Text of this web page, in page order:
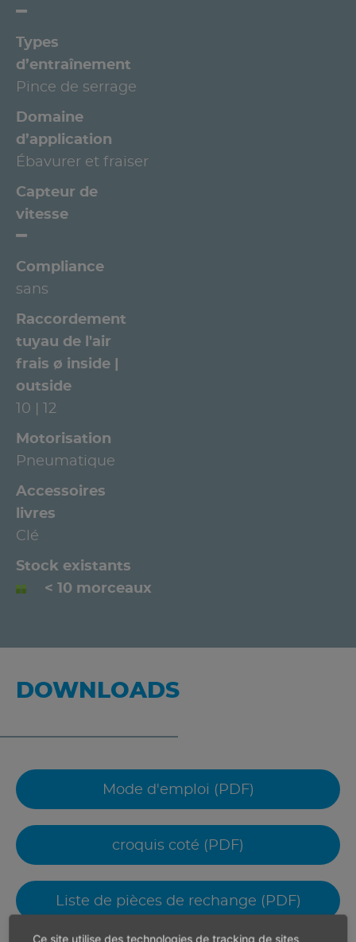
Types
d’entraînement
Pince de serrage
Domaine
d’application
Ébavurer et fraiser
Capteur de
vitesse
Compliance
sans
Raccordement
tuyau de l'air
frais ø inside |
outside
10 | 12
Motorisation
Pneumatique
Accessoires
livres
Clé
Stock existants
< 10 morceaux
DOWNLOADS
Mode d'emploi (PDF)
croquis coté (PDF)
Liste de pièces de rechange (PDF)
Ce site utilise des technologies de tracking de sites